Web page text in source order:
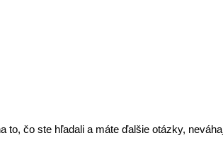
to, čo ste hľadali a máte ďalšie otázky,